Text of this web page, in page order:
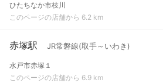
ひたちなか市枝川
このページの店舗から 6.2 km
赤塚駅 JR常磐線(取手～いわき)
水戸市赤塚１
このページの店舗から 6.9 km